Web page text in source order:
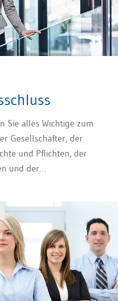
Sie alles Wichtige zum
Gesellschafter, der
und Pflichten, der
und der